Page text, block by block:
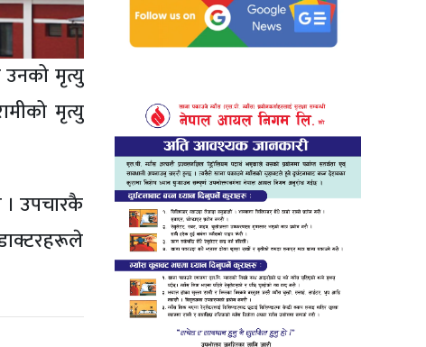
उनको मृत्यु
मृत्यु
उपचारकै